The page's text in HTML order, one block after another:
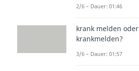
2/6 – Dauer: 01:46
krank melden oder
krankmelden?
3/6 – Dauer: 01:57